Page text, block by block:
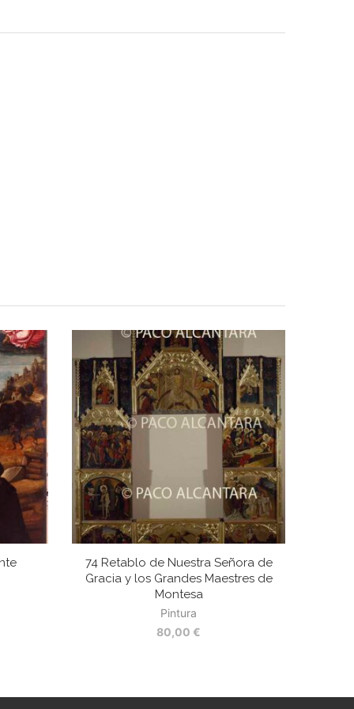
74 Retablo de Nuestra Señora de
Gracia y los Grandes Maestres de
Montesa
Pintura
80,00 €